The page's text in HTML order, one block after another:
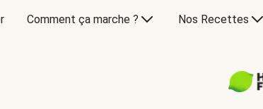
Comment ça marche ? Nos Recettes